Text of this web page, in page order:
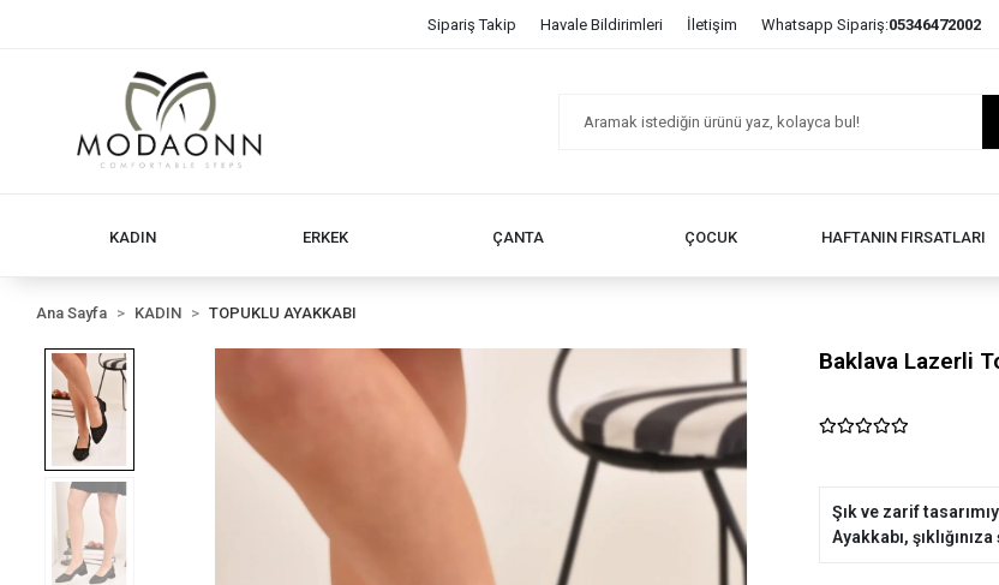
Sipariş Takip Havale Bildirimleri İletişim Whatsapp Sipariş:05346472002
KADIN ERKEK ÇANTA ÇOCUK HAFTANIN FIRSATLARI
Ana Sayfa KADIN TOPUKLU AYAKKABI
Baklava Lazerli
Şık ve zarif
Ayakkabı,